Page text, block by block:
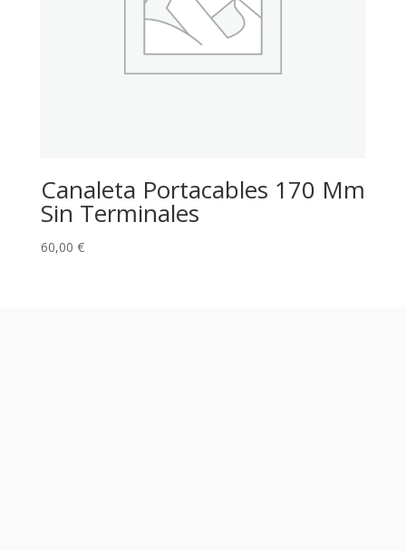
Canaleta Portacables 170 Mm
Sin Terminales
60,00 €